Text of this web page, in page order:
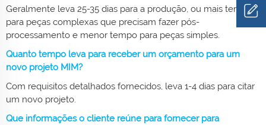
Geralmente leva 25-35 dias para a produção, ou mais tempo
para peças complexas que precisam fazer pós-
processamento e menor tempo para peças simples.
Quanto tempo leva para receber um orçamento para um
novo projeto MIM?
Com requisitos detalhados fornecidos, leva 1-4 dias para citar
um novo projeto.
Que informações o cliente reúne para fornecer para